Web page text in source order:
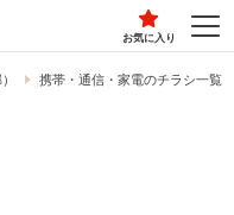
お気に入り
携帯・通信・家電のチラシ一覧